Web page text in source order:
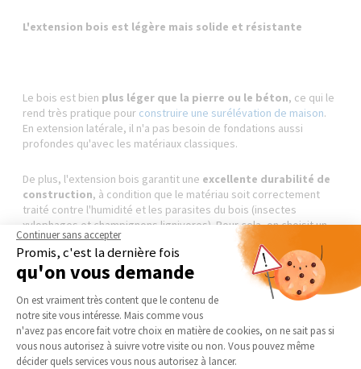
L'extension bois est légère mais solide et résistante
Le bois est bien plus léger que la pierre ou le béton, ce qui le
rend très pratique pour construire une surélévation de maison.
En extension latérale, il n'a pas besoin de fondations aussi
profondes qu'avec les matériaux classiques.
De plus, l'extension bois garantit une excellente durabilité de
construction, à condition que le matériau soit correctement
traité contre l'humidité et les parasites du bois (insectes
xylophages et champignons lignivores). Pour cela, on choisit un
bois de classe d'emploi 3 ou plus
, naturellement
imputrescible ou traité par autoclave (trempage) ou par
rétification (cuisson haute température).
L'extension bois vous garantit une bonne isolation
thermique
Continuer sans accepter
Promis, c'est la dernière fois
qu'on vous demande
Plateforme de Gestion du
On est vraiment très content que le contenu de
notre site vous intéresse. Mais comme vous
n'avez pas encore fait votre choix en matière de cookies, on ne sait pas si
vous nous autorisez à suivre votre visite ou non. Vous pouvez même
décider quels services vous nous autorisez à lancer.
Axeptio consent